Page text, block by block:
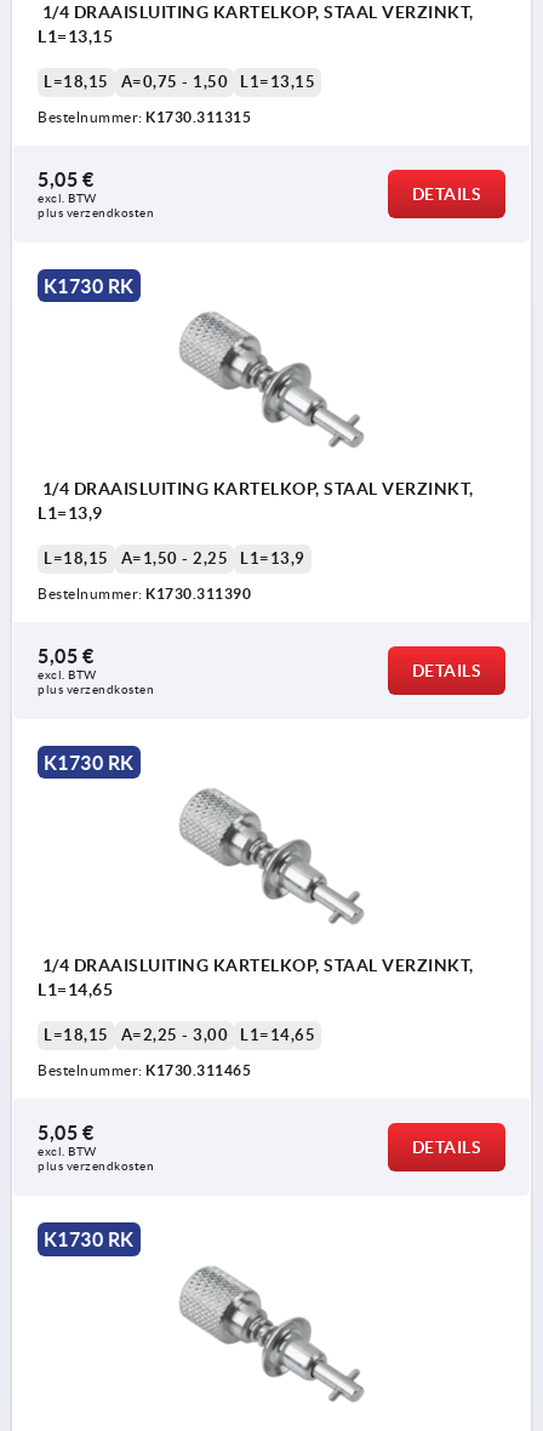
1/4 DRAAISLUITING KARTELKOP, STAAL VERZINKT,
L1=13,15
L=18,15 A=0,75 - 1,50 L1=13,15
Bestelnummer: K1730.311315
5,05 €
excl. BTW
plus verzendkosten
DETAILS
K1730 RK
1/4 DRAAISLUITING KARTELKOP, STAAL VERZINKT,
L1=13,9
L=18,15 A=1,50 - 2,25 L1=13,9
Bestelnummer: K1730.311390
5,05 €
excl. BTW
plus verzendkosten
DETAILS
K1730 RK
1/4 DRAAISLUITING KARTELKOP, STAAL VERZINKT,
L1=14,65
L=18,15 A=2,25 - 3,00 L1=14,65
Bestelnummer: K1730.311465
5,05 €
excl. BTW
plus verzendkosten
DETAILS
K1730 RK